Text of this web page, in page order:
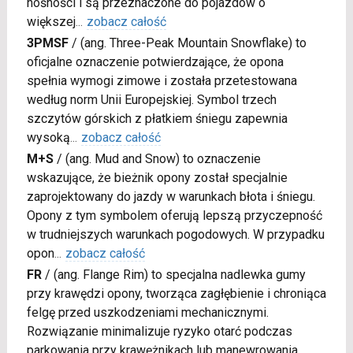
większej... zobacz całość
3PMSF/ (ang. Three-Peak Mountain Snowflake) to
oficjalne oznaczenie potwierdzające, że opona
spełnia wymogi zimowe i została przetestowana
według norm Unii Europejskiej. Symbol trzech
szczytów górskich z płatkiem śniegu zapewnia
wysoką... zobacz całość
M+S/ (ang. Mud and Snow) to oznaczenie
wskazujące, że bieżnik opony został specjalnie
zaprojektowany do jazdy w warunkach błota i śniegu.
Opony z tym symbolem oferują lepszą przyczepność
w trudniejszych warunkach pogodowych. W przypadku
opon... zobacz całość
FR/ (ang. Flange Rim) to specjalna nadlewka gumy
przy krawędzi opony, tworząca zagłębienie i chroniąca
felgę przed uszkodzeniami mechanicznymi.
Rozwiązanie minimalizuje ryzyko otarć podczas